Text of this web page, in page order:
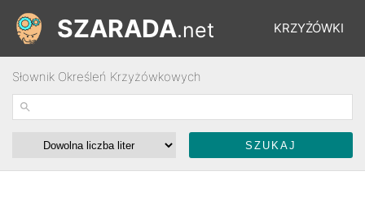
KRZYŻÓWKI
ŁAMIGŁÓWKI
SZARADA.net
Słownik Określeń Krzyżówkowych